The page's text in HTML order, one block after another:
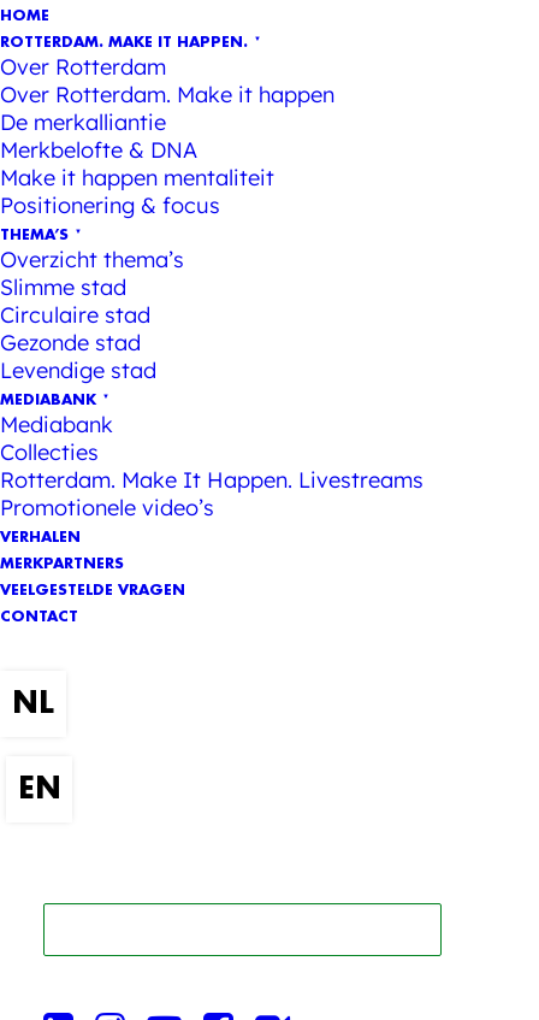
HOME
ROTTERDAM. MAKE IT HAPPEN.
Over Rotterdam
Over Rotterdam. Make it happen
De merkalliantie
Merkbelofte & DNA
Make it happen mentaliteit
Positionering & focus
THEMA’S
Overzicht thema’s
Slimme stad
Circulaire stad
Gezonde stad
Levendige stad
MEDIABANK
Mediabank
Collecties
Rotterdam. Make It Happen. Livestreams
Promotionele video’s
VERHALEN
MERKPARTNERS
VEELGESTELDE VRAGEN
CONTACT